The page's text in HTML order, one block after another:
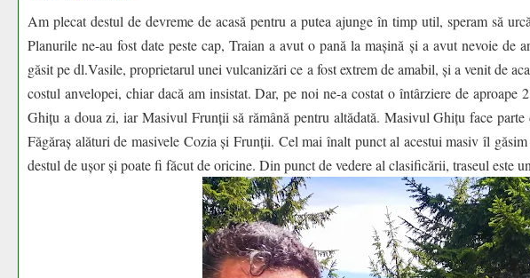
Am plecat destul de devreme de acasă pentru a putea ajunge în timp util, speram să
Planurile ne-au fost date peste cap, Traian a avut o pană la mașină și a avut nevoie
găsit pe dl.Vasile, proprietarul unei vulcanizări ce a fost extrem de amabil, și a venit de
costul anvelopei, chiar dacă am insistat. Dar, pe noi ne-a costat o întârziere de
Ghițu a doua zi, iar Masivul Frunții să rămână pentru altădată. Masivul Ghițu face
Făgăraș alături de masivele Cozia și Frunții. Cel mai înalt punct al acestui masiv îl
destul de ușor și poate fi făcut de oricine. Din punct de vedere al clasificării, traseul este